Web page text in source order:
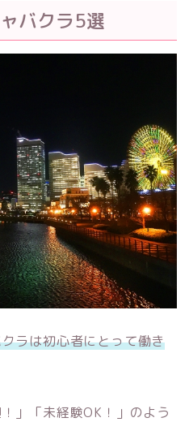
バクラ5選
ラは初心者にとって働き
」「未経験OK！」のよう